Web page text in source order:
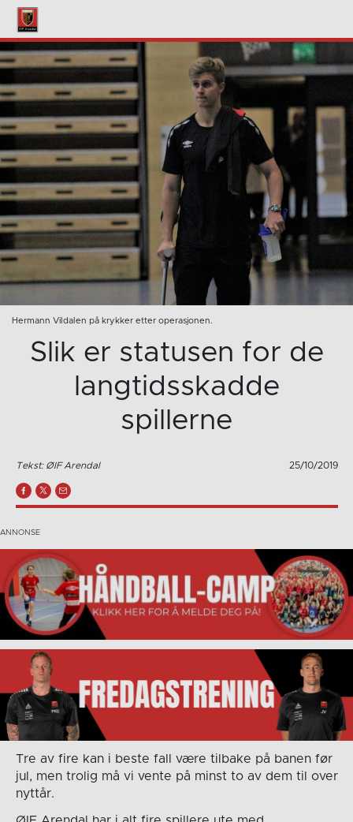
Hermann Vildalen på krykker etter operasjonen.
Slik er statusen for de
langtidsskadde
spillerne
Tekst: ØIF Arendal 25/10/2019
Tre av fire kan i beste fall være tilbake på banen før
jul, men trolig må vi vente på minst to av dem til over
nyttår.